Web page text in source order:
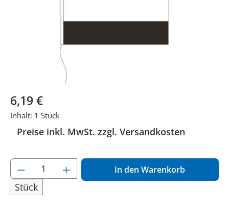
Regulärer Preis:
6,19 €
Inhalt: 1 Stück
Preise inkl. MwSt. zzgl. Versandkosten
Produkt Anzahl: Gib den gewünschten
Stück
In den Warenkorb